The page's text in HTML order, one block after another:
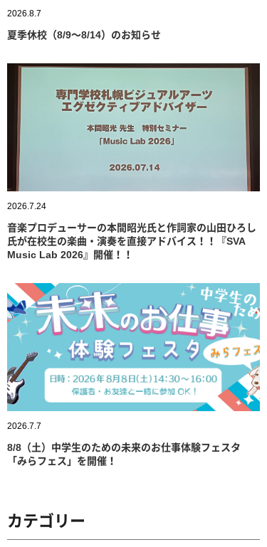
2026.8.7
夏季休校（8/9～8/14）のお知らせ
2026.7.24
音楽プロデューサーの本間昭光氏と作詞家の山田ひろし
氏が在校生の楽曲・演奏を直接アドバイス！！『SVA
Music Lab 2026』開催！！
2026.7.7
8/8（土）中学生のための未来のお仕事体験フェスタ
「みらフェス」を開催！
カテゴリー